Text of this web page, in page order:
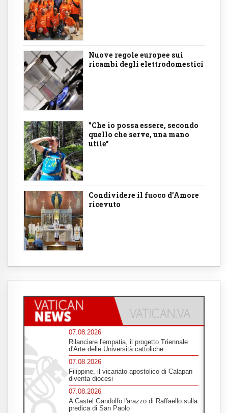
Nuove regole europee sui
ricambi degli elettrodomestici
"Che io possa essere, secondo
quello che serve, una mano
utile"
Condividere il fuoco d’Amore
ricevuto
07.08.2026
Rilanciare l'empatia, il progetto Triennale
d'Arte delle Università cattoliche
07.08.2026
Filippine, il vicariato apostolico di Calapan
diventa diocesi
07.08.2026
A Castel Gandolfo l'arazzo di Raffaello sulla
predica di San Paolo